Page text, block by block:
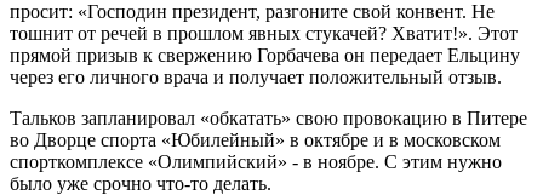
просит: «Господин президент, разгоните свой конвент. Не
тошнит от речей в прошлом явных стукачей? Хватит!». Этот
прямой призыв к свержению Горбачева он передает Ельцину
через его личного врача и получает положительный отзыв.
Тальков запланировал «обкатать» свою провокацию в Питере
во Дворце спорта «Юбилейный» в октябре и в московском
спорткомплексе «Олимпийский» - в ноябре. С этим нужно
было уже срочно что-то делать.